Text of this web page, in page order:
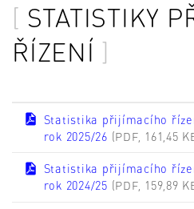
STATISTIKY
ŘÍZENÍ
Statistika přijímacího
rok 2025/26 (PDF, 161,45
Statistika přijímacího
rok 2024/25 (PDF, 159,89